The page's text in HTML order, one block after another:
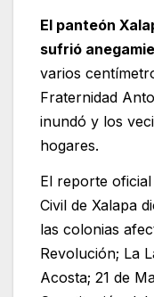
El panteón
sufrió
varios
Fraternidad
inundó y los
hogares.
El reporte
Civil de Xalapa
las colonias
Revolución; La
Acosta; 21 de